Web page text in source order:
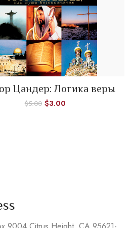
ADD TO CART
Цандер: Логика веры
$5.00 $3.00